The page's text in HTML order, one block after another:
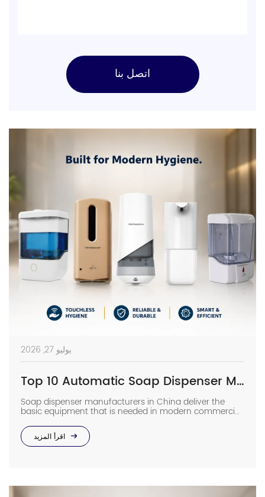
اتصل بنا
يوليو 27, 2026
Top 10 Automatic Soap Dispenser Manufacturers in China
Soap dispenser manufacturers in China deliver the
basic equipment that is needed in modern commercial
bathrooms where hygiene stands first and foremost. In
places such as airports, even a failure of one sensor
causes the soap to run out and makes the floor
slippery right away. The choice of suppliers depending
اقرأ المزيد